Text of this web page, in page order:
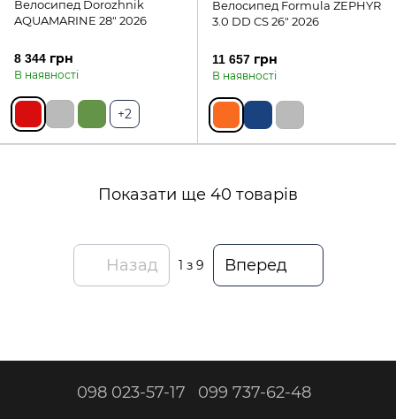
Велосипед Dorozhnik
AQUAMARINE 28" 2026
8 344 грн
В наявності
+2
Велосипед Formula ZEPHYR
3.0 DD CS 26" 2026
11 657 грн
В наявності
Показати ще 40 товарів
Назад 1 з 9 Вперед
098 023-57-17 099 737-62-48